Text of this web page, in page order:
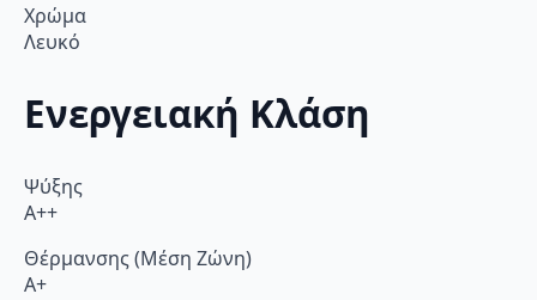
Χρώμα
Λευκό
Ενεργειακή Κλάση
Ψύξης
A++
Θέρμανσης (Μέση Ζώνη)
A+